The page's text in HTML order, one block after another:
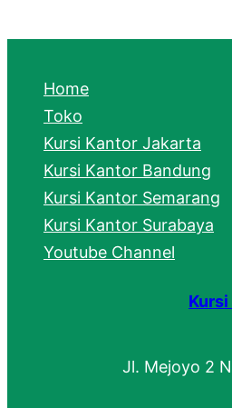
r
h
Home
Toko
Kursi Kantor Jakarta
Kursi Kantor Bandung
Kursi Kantor Semarang
Kursi Kantor Surabaya
Youtube Channel
Jl. Mejoyo 2